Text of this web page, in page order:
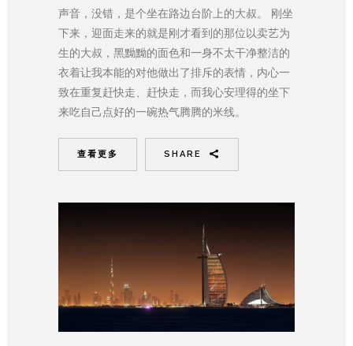
声音，没错，是个坐在路边台阶上的大叔。 刚坐
下来，迎面走来的就是刚才看到的那位以卖艺为
生的大叔，黑黝黝的面色和一身不太干净整洁的
衣着让我本能的对他做出了排斥的表情，内心一
致在重复赶快走、赶快走，而我心安理得的坐下
来吃自己点好的一碗热气腾腾的米线。
查看更多 SHARE